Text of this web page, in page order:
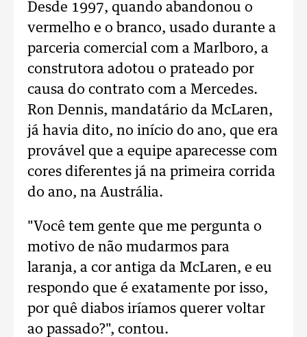
Desde 1997, quando abandonou o
vermelho e o branco, usado durante a
parceria comercial com a Marlboro, a
construtora adotou o prateado por
causa do contrato com a Mercedes.
Ron Dennis, mandatário da McLaren,
já havia dito, no início do ano, que era
provável que a equipe aparecesse com
cores diferentes já na primeira corrida
do ano, na Austrália.
"Você tem gente que me pergunta o
motivo de não mudarmos para
laranja, a cor antiga da McLaren, e eu
respondo que é exatamente por isso,
por quê diabos iríamos querer voltar
ao passado?", contou.